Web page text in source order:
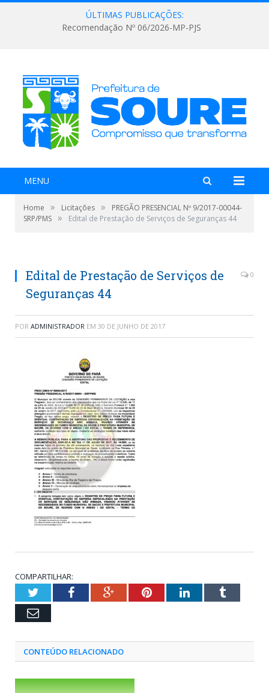
ÚLTIMAS PUBLICAÇÕES:
Recomendação Nº 06/2026-MP-PJS
MENU
Home » Licitações »
PREGÃO PRESENCIAL Nº 9/2017-00044-
SRP/PMS » Edital de Prestação de Serviços de Seguranças 44
Edital de Prestação de Serviços de
Seguranças 44
0
POR ADMINISTRADOR EM 30 DE JUNHO DE 2017
COMPARTILHAR:
TwitterFacebookGoogle+PinterestLinkedInTumblr
Email
CONTEÚDO RELACIONADO